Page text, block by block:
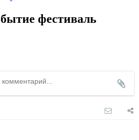
фестиваль